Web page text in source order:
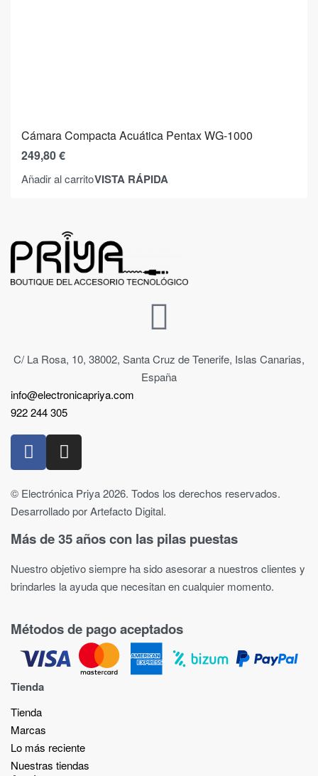
Cámara Compacta Acuática Pentax WG-1000
249,80€
Añadir al carritoVISTA RÁPIDA
C/ La Rosa, 10, 38002, Santa Cruz de Tenerife, Islas Canarias,
España
info@electronicapriya.com
922 244 305
© Electrónica Priya 2026. Todos los derechos reservados.
Desarrollado por Artefacto Digital.
Más de 35 años con las pilas puestas
Nuestro objetivo siempre ha sido asesorar a nuestros clientes y
brindarles la ayuda que necesitan en cualquier momento.
Métodos de pago aceptados
Tienda
Tienda
Marcas
Lo más reciente​
Nuestras tiendas​